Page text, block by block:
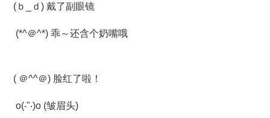
(ｂ_ｄ) 戴了副眼镜
(*^＠^*) 乖～还含个奶嘴哦
( ＠^^＠) 脸红了啦！
o(‧"‧)o (皱眉头)